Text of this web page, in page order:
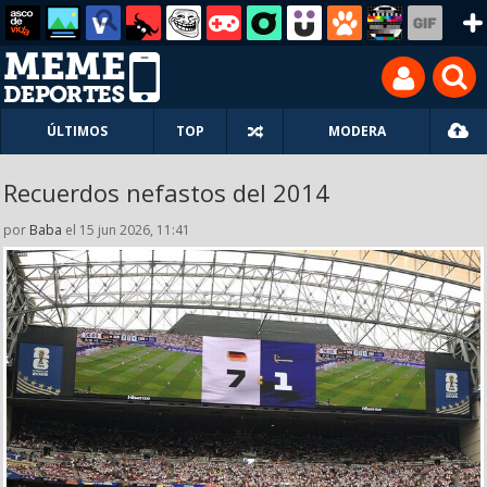
ÚLTIMOS TOP MODERA
Recuerdos nefastos del 2014
por Baba el 15 jun 2026, 11:41